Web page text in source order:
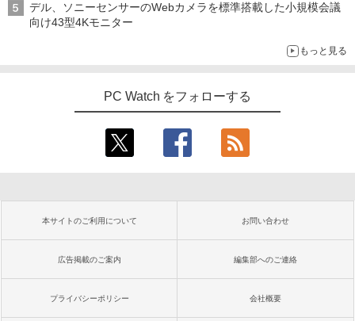
デル、ソニーセンサーのWebカメラを標準搭載した小規模会議
向け43型4Kモニター
もっと見る
PC Watch をフォローする
本サイトのご利用について お問い合わせ
広告掲載のご案内 編集部へのご連絡
プライバシーポリシー 会社概要